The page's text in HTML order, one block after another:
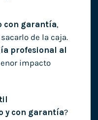
con garantía,
de la caja.
profesional al
impacto
y con garantía?